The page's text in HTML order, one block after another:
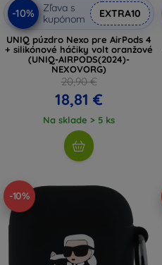
-10%
Zľava s
kupónom
EXTRA10
UNIQ púzdro Nexo pre AirPods 4
+ silikónové háčiky volt oranžové
(UNIQ-AIRPODS(2024)-
NEXOVORG)
20,90 €
18,81 €
Na sklade > 5 ks
-10%